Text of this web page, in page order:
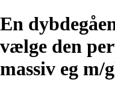
En
vælge den
massiv eg m/